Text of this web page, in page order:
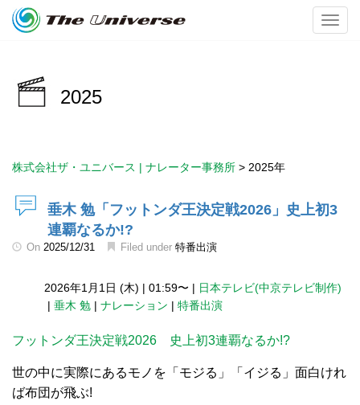
2025
株式会社ザ・ユニバース | ナレーター事務所 > 2025年
垂木 勉「フットンダ王決定戦2026」史上初3
連覇なるか!?
On 2025/12/31 Filed under 特番出演
2026年1月1日 (木) | 01:59〜 | 日本テレビ(中京テレビ制作)
| 垂木 勉 | ナレーション | 特番出演
フットンダ王決定戦2026 史上初3連覇なるか!?
世の中に実際にあるモノを「モジる」「イジる」面白けれ
ば布団が飛ぶ!